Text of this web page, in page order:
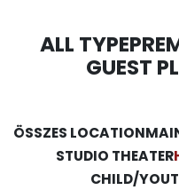
ALL TYPE
GUEST
ÖSSZES LOCATION
STUDIO THEATER
CHILD/